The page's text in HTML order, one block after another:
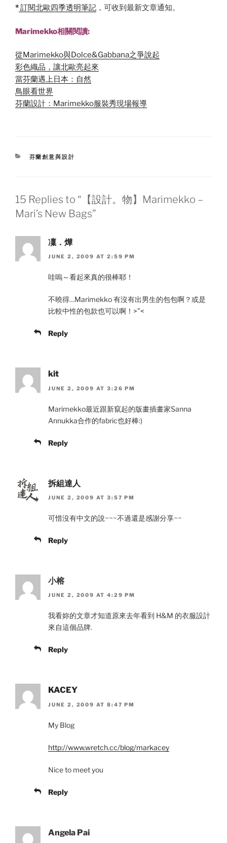
*訂閱北歐四季透明筆記 ，可收到最新文章通知。
Marimekko相關閱讀:
從Marimekko與Dolce&Gabbana之爭說起
彩色織品，讓北歐亮起來
當芬蘭遇上日本：自然
鳥眼看世界
芬蘭設計：Marimekko服裝秀現場報導
CATEGORIES
芬蘭創意與設計
15 Replies to “【設計。物】Marimekko –
Mari’s New Bags”
凜．燁
JUNE 2, 2009 AT 2:59 PM
哇嗚～看起來真的很棒耶！
不曉得…Marimekko 有沒有出男生的包包啊？或是
比較中性的包款也可以啊！>”<
Reply
kit
JUNE 2, 2009 AT 3:26 PM
Marimekko最近跟新竄起的版畫插畫家Sanna
Annukka合作的fabric也好棒:)
Reply
拆組達人
JUNE 2, 2009 AT 3:57 PM
可惜沒有中文的說~~~不過還是感謝分享~~
Reply
小榕
JUNE 2, 2009 AT 4:29 PM
我看妳的文章才知道原來去年看到 H&M 的衣服設計
來自這個品牌.
Reply
KACEY
JUNE 2, 2009 AT 8:47 PM
My Blog
http://www.wretch.cc/blog/markacey
Nice to meet you
Reply
Angela Pai